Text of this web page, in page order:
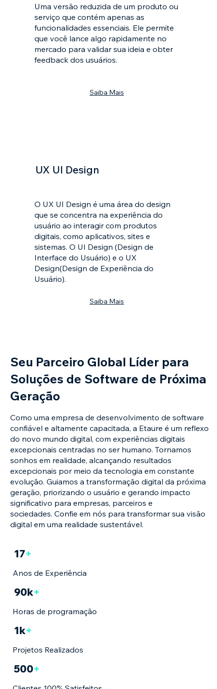
Uma versão reduzida de um produto ou
serviço que contém apenas as
funcionalidades essenciais. Ele permite
que você lance algo rapidamente no
mercado para validar sua ideia e obter
feedback dos usuários.
Saiba Mais
UX UI Design
O UX UI Design é uma área do design
que se concentra na experiência do
usuário ao interagir com produtos
digitais, como aplicativos, sites e
sistemas. O UI Design (Design de
Interface do Usuário) e o UX
Design(Design de Experiência do
Usuário).
Saiba Mais
Seu Parceiro Global Líder para
Soluções de Software de Próxima
Geração
Como uma empresa de desenvolvimento de software
confiável e altamente capacitada, a Etaure é um reflexo
do novo mundo digital, com experiências digitais
excepcionais centradas no ser humano. Tornamos
sonhos em realidade, alcançando resultados
excepcionais por meio da tecnologia em constante
evolução. Guiamos a transformação digital da próxima
geração, priorizando o usuário e gerando impacto
significativo para empresas, parceiros e
sociedades. Confie em nós para transformar sua visão
digital em uma realidade sustentável.
17+
Anos de Experiência
90k+
Horas de programação
1k+
Projetos Realizados
500+